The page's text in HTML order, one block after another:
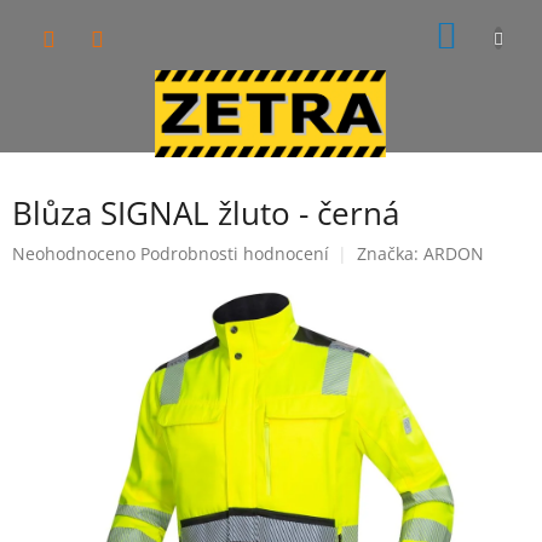
Blůza SIGNAL žluto - černá
Průměrné
Neohodnoceno Podrobnosti hodnocení Značka: ARDON